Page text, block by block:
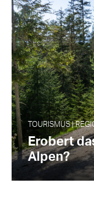
TOURISMUS |
Erobert
Alpen?